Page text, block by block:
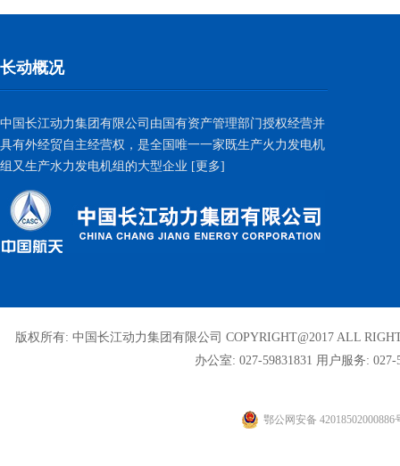
长动概况
中国长江动力集团有限公司由国有资产管理部门授权经营并
具有外经贸自主经营权，是全国唯一一家既生产火力发电机
组又生产水力发电机组的大型企业 [更多]
版权所有: 中国长江动力集团有限公司 COPYRIGHT@2017 ALL
办公室: 027-59831831 用户服务: 027-
鄂公网安备 42018502000886